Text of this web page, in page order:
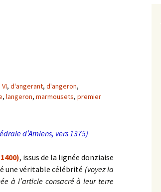
Seigneurie de Courtenay
, d'angerant, d'angeron,
, langeron, marmousets, premier
d’Amiens, vers 1375)
, issus de la lignée donziaise
une véritable célébrité (voyez la
à l’article consacré à leur terre